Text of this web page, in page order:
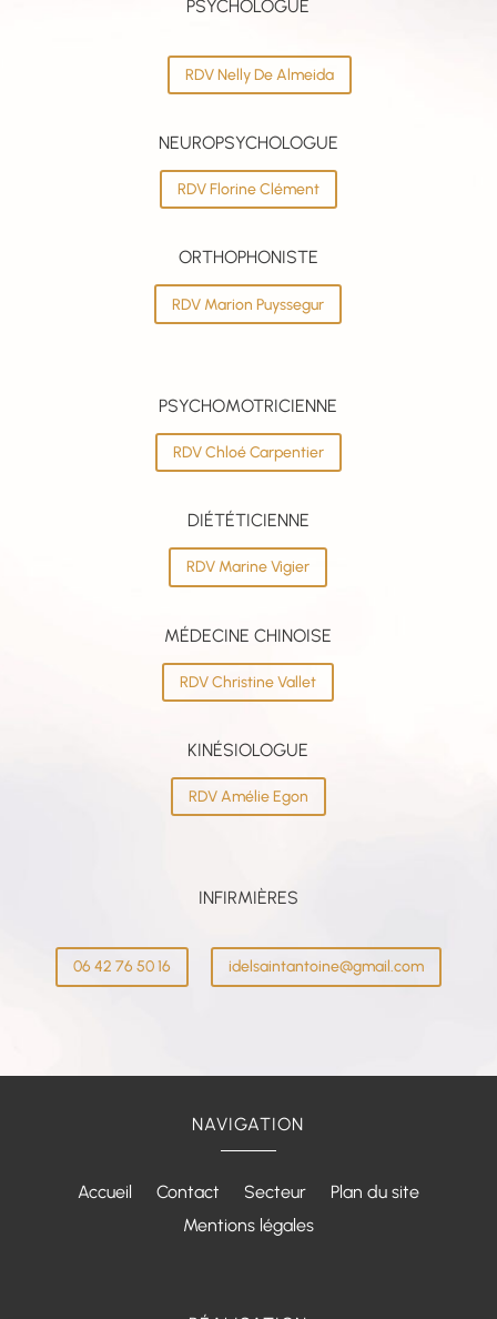
PSYCHOLOGUE
RDV Nelly De Almeida
NEUROPSYCHOLOGUE
RDV Florine Clément
ORTHOPHONISTE
RDV Marion Puyssegur
PSYCHOMOTRICIENNE
RDV Chloé Carpentier
DIÉTÉTICIENNE
RDV Marine Vigier
MÉDECINE CHINOISE
RDV Christine Vallet
KINÉSIOLOGUE
RDV Amélie Egon
INFIRMIÈRES
06 42 76 50 16 idelsaintantoine@gmail.com
NAVIGATION
Accueil Contact Secteur
Plan du site
Mentions légales